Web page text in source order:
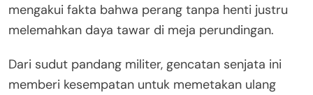
mengakui fakta bahwa perang tanpa henti justru
melemahkan daya tawar di meja perundingan.
Dari sudut pandang militer, gencatan senjata ini
memberi kesempatan untuk memetakan ulang